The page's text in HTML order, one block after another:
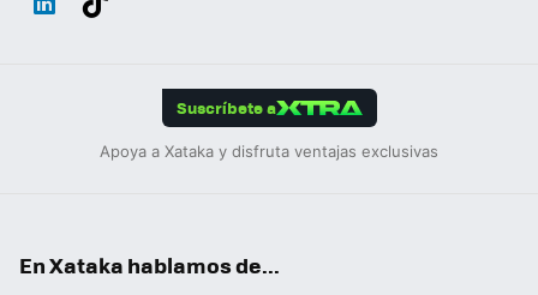
Suscríbete a
Apoya a Xataka y disfruta ventajas exclusivas
En Xataka hablamos de...